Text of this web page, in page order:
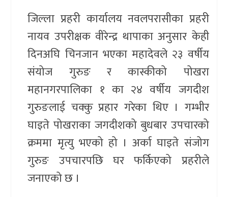
जिल्ला प्रहरी कार्यालय नवलपरासीका प्रहरी
नायव उपरीक्षक वीरेन्द्र थापाका अनुसार केही
दिनअघि चिनजान भएका महादेवले २३ वर्षीय
संयोज गुरुङ र कास्कीको पोखरा
महानगरपालिका १ का २४ वर्षीय जगदीश
गुरुङलाई चक्कु प्रहार गरेका थिए । गम्भीर
घाइते पोखराका जगदीशको बुधबार उपचारको
क्रममा मृत्यु भएको हो । अर्का घाइते संजोग
गुरुङ उपचारपछि घर फर्किएको प्रहरीले
जनाएको छ ।